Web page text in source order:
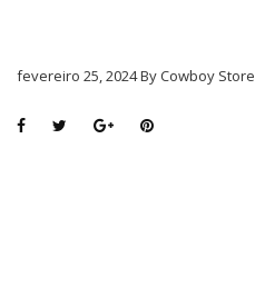
fevereiro 25, 2024 By Cowboy Store